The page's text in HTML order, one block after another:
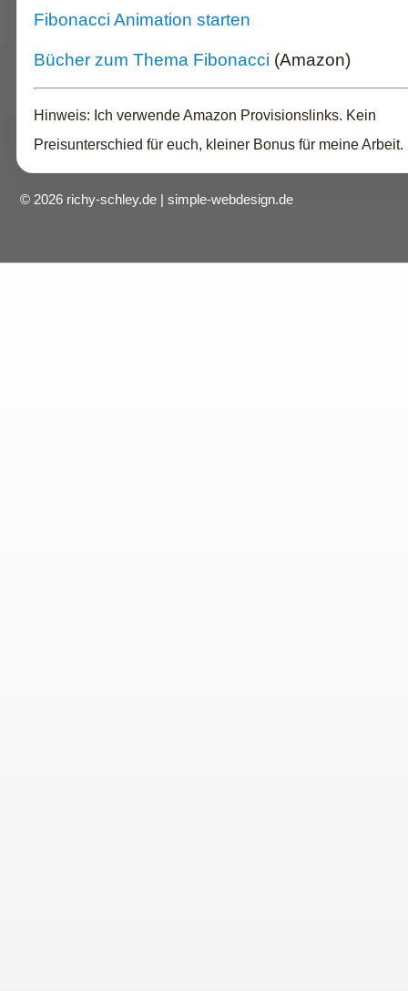
Fibonacci Animation starten
Bücher zum Thema Fibonacci (Amazon)
Hinweis: Ich verwende Amazon Provisionslinks. Kein
Preisunterschied für euch, kleiner Bonus für meine Arbeit.
© 2026 richy-schley.de | simple-webdesign.de